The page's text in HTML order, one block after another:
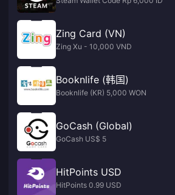
Zing Card (VN)
Zing Xu - 10,000 VND
Booknlife (韩国)
Booknlife (KR) 5,000 WON
GoCash (Global)
GoCash US$ 5
HitPoints USD
HitPoints 0.99 USD